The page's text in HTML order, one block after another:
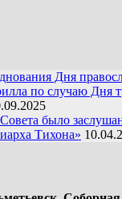
Дня
по случаю Дня
было
Тихона»